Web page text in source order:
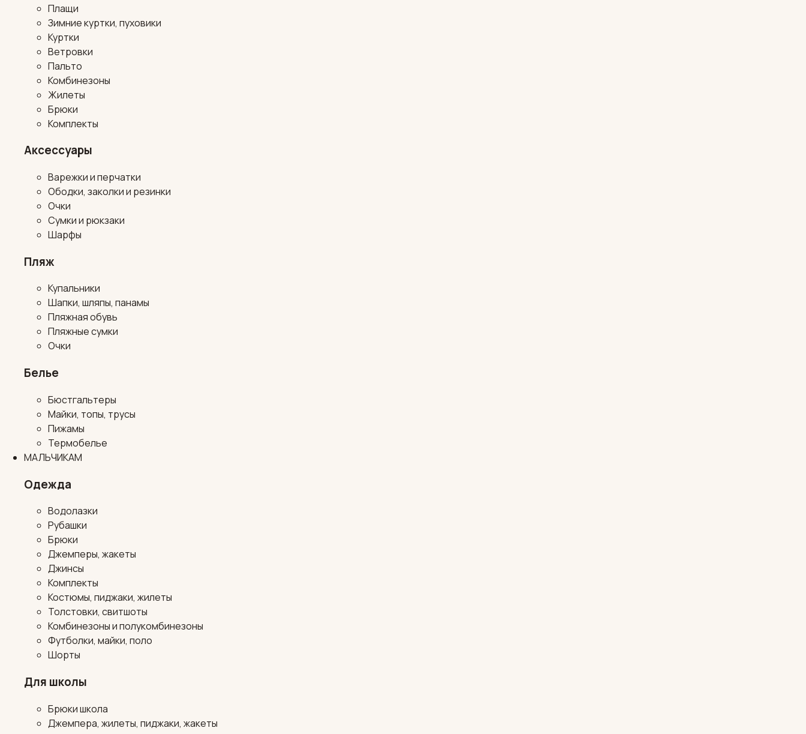
Плащи
Зимние куртки, пуховики
Куртки
Ветровки
Пальто
Комбинезоны
Жилеты
Брюки
Комплекты
Аксессуары
Варежки и перчатки
Ободки, заколки и резинки
Очки
Сумки и рюкзаки
Шарфы
Пляж
Купальники
Шапки, шляпы, панамы
Пляжная обувь
Пляжные сумки
Очки
Белье
Бюстгальтеры
Майки, топы, трусы
Пижамы
Термобелье
МАЛЬЧИКАМ
Одежда
Водолазки
Рубашки
Брюки
Джемперы, жакеты
Джинсы
Комплекты
Костюмы, пиджаки, жилеты
Толстовки, свитшоты
Комбинезоны и полукомбинезоны
Футболки, майки, поло
Шорты
Для школы
Брюки школа
Джемпера, жилеты, пиджаки, жакеты